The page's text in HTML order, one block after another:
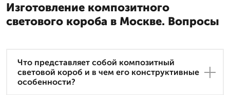
Изготовление композитного
светового короба в Москве. Вопросы
Что представляет собой композитный
световой короб и в чем его конструктивные
особенности?